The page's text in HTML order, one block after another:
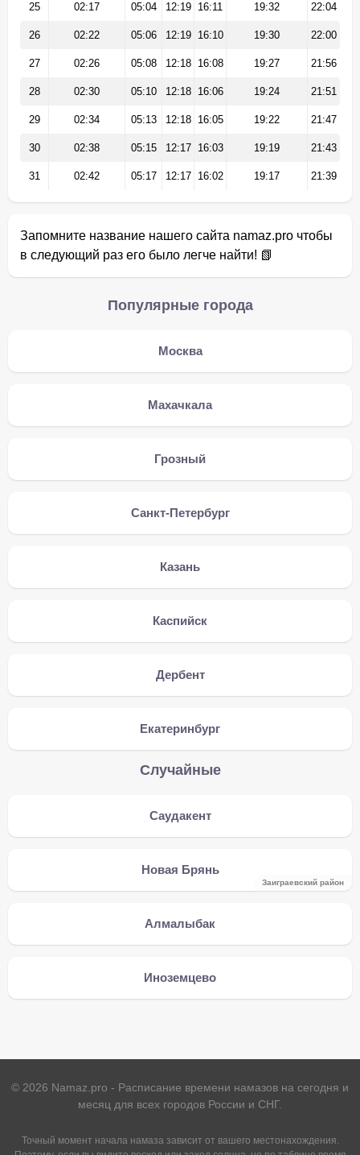
25 02:17 05:04 12:19 16:11 19:32 22:04
26 02:22 05:06 12:19 16:10 19:30 22:00
27 02:26 05:08 12:18 16:08 19:27 21:56
28 02:30 05:10 12:18 16:06 19:24 21:51
29 02:34 05:13 12:18 16:05 19:22 21:47
30 02:38 05:15 12:17 16:03 19:19 21:43
31 02:42 05:17 12:17 16:02 19:17 21:39
Запомните название нашего сайта namaz.pro чтобы
в следующий раз его было легче найти! 📗
Популярные города
Москва
Махачкала
Грозный
Санкт-Петербург
Казань
Каспийск
Дербент
Екатеринбург
Случайные
Саудакент
Новая Брянь
Заиграевский район
Алмалыбак
Иноземцево
© 2026 Namaz.pro - Расписание времени намазов на сегодня и
месяц для всех городов России и СНГ.
Точный момент начала намаза зависит от вашего местонахождения.